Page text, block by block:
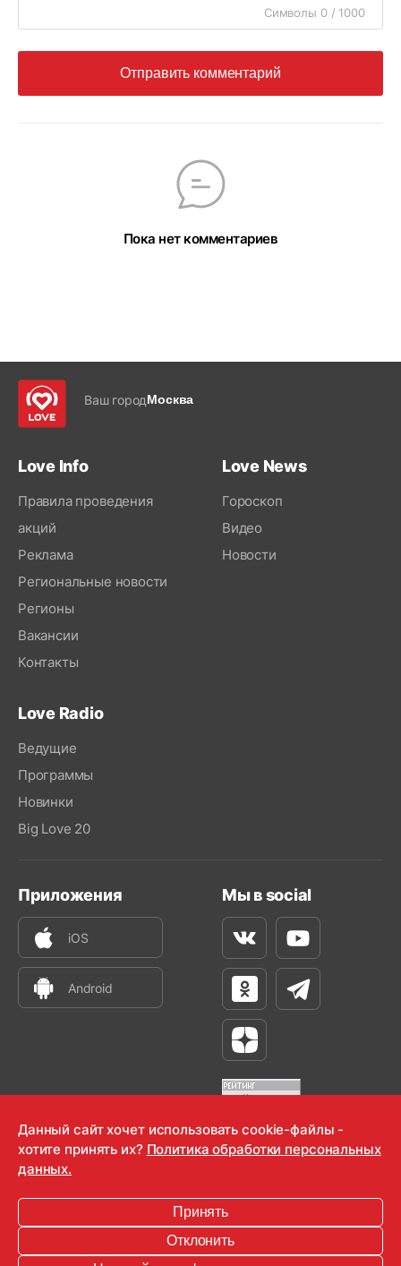
Символы 0 / 1000
Отправить комментарий
Пока нет комментариев
Ваш городМосква
Love Info
Правила проведения
акций
Реклама
Региональные новости
Регионы
Вакансии
Контакты
Love News
Гороскоп
Видео
Новости
Love Radio
Ведущие
Программы
Новинки
Big Love 20
Приложения
iOS
Android
Мы в social
ВконтактеYoutube
Одноклассники
Телеграм
Яндекс Дзен
OOO "Радио-Любовь" 2000-2026
Информация для правообладателей
Данный сайт хочет использовать cookie-файлы -
хотите принять их? Политика обработки персональных
данных.
Принять
Отклонить